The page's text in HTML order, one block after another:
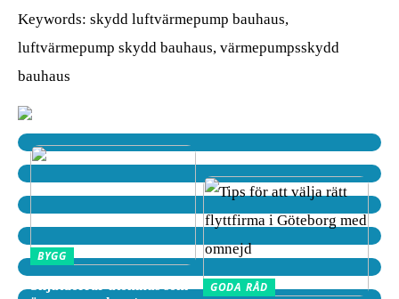
Keywords: skydd luftvärmepump bauhaus,
luftvärmepump skydd bauhaus, värmepumpsskydd
bauhaus
BYGG
GODA RÅD